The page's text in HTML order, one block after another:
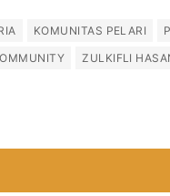
KOMUNITAS PELARI
ZULKIFLI